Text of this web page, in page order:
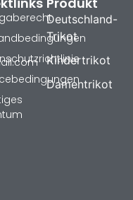
Deutschland-
Trikot
Kindertrikot
Damentrikot